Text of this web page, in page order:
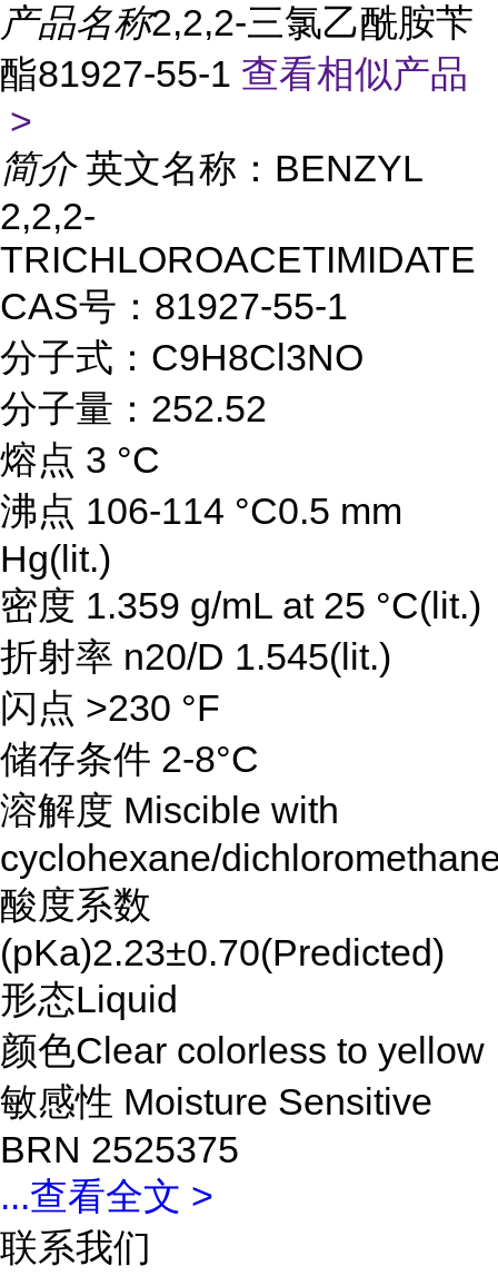
产品名称2,2,2-三氯乙酰胺苄
酯81927-55-1 查看相似产品
>
简介 英文名称：BENZYL
2,2,2-
TRICHLOROACETIMIDATE
CAS号：81927-55-1
分子式：C9H8Cl3NO
分子量：252.52
熔点 3 °C
沸点 106-114 °C0.5 mm
Hg(lit.)
密度 1.359 g/mL at 25 °C(lit.)
折射率 n20/D 1.545(lit.)
闪点 >230 °F
储存条件 2-8°C
溶解度 Miscible with
cyclohexane/
酸度系数
(pKa)2.23±0.70(Predicted)
形态Liquid
颜色Clear colorless to yellow
敏感性 Moisture Sensitive
BRN 2525375
...查看全文 >
联系我们